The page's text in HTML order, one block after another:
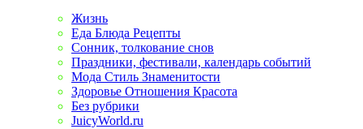
Жизнь
Еда Блюда Рецепты
Сонник, толкование снов
Праздники, фестивали, календарь событий
Мода Стиль Знаменитости
Здоровье Отношения Красота
Без рубрики
JuicyWorld.ru